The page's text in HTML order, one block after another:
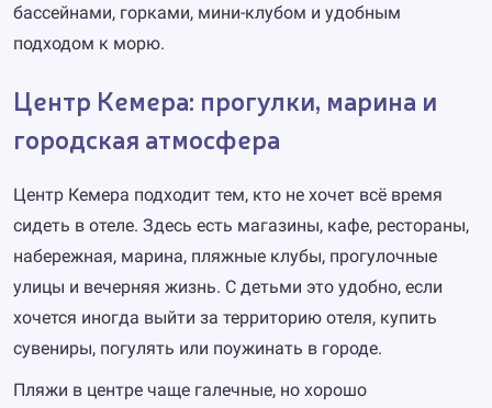
бассейнами, горками, мини-клубом и удобным
подходом к морю.
Центр Кемера: прогулки, марина и
городская атмосфера
Центр Кемера подходит тем, кто не хочет всё время
сидеть в отеле. Здесь есть магазины, кафе, рестораны,
набережная, марина, пляжные клубы, прогулочные
улицы и вечерняя жизнь. С детьми это удобно, если
хочется иногда выйти за территорию отеля, купить
сувениры, погулять или поужинать в городе.
Пляжи в центре чаще галечные, но хорошо